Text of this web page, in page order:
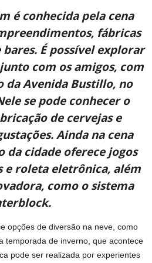
é conhecida pela cena
fábricas
bares. É possível explorar
com os amigos, com
da Avenida Bustillo, no
se pode conhecer o
de cervejas e
Ainda na cena
da cidade oferece jogos
e roleta eletrônica, além
como o sistema
opções de diversão na neve, como
temporada de inverno, que acontece
pode ser realizada por experientes